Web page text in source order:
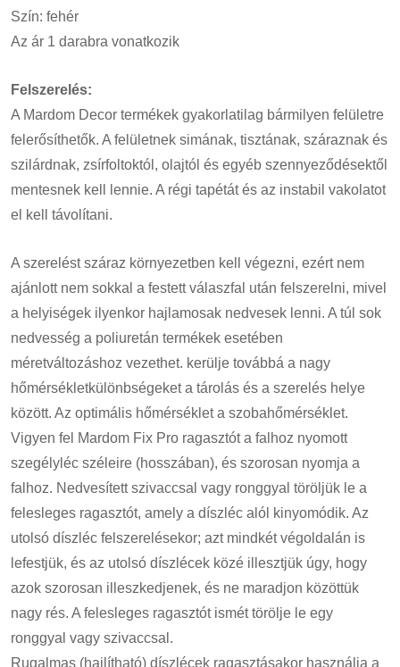
Szín: fehér
Az ár 1 darabra vonatkozik
Felszerelés:
A Mardom Decor termékek gyakorlatilag bármilyen felületre
felerősíthetők. A felületnek simának, tisztának, száraznak és
szilárdnak, zsírfoltoktól, olajtól és egyéb szennyeződésektől
mentesnek kell lennie. A régi tapétát és az instabil vakolatot
el kell távolítani.
A szerelést száraz környezetben kell végezni, ezért nem
ajánlott nem sokkal a festett válaszfal után felszerelni, mivel
a helyiségek ilyenkor hajlamosak nedvesek lenni. A túl sok
nedvesség a poliuretán termékek esetében
méretváltozáshoz vezethet. kerülje továbbá a nagy
hőmérsékletkülönbségeket a tárolás és a szerelés helye
között. Az optimális hőmérséklet a szobahőmérséklet.
Vigyen fel Mardom Fix Pro ragasztót a falhoz nyomott
szegélyléc széleire (hosszában), és szorosan nyomja a
falhoz. Nedvesített szivaccsal vagy ronggyal töröljük le a
felesleges ragasztót, amely a díszléc alól kinyomódik. Az
utolsó díszléc felszerelésekor; azt mindkét végoldalán is
lefestjük, és az utolsó díszlécek közé illesztjük úgy, hogy
azok szorosan illeszkedjenek, és ne maradjon közöttük
nagy rés. A felesleges ragasztót ismét törölje le egy
ronggyal vagy szivaccsal.
Rugalmas (hajlítható) díszlécek ragasztásakor használja a